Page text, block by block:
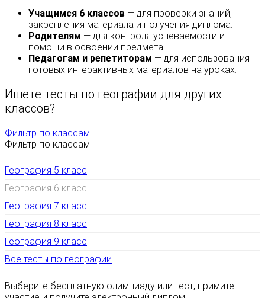
Учащимся 6 классов — для проверки знаний,
закрепления материала и получения диплома.
Родителям — для контроля успеваемости и
помощи в освоении предмета.
Педагогам и репетиторам — для использования
готовых интерактивных материалов на уроках.
Ищете тесты по географии для других
классов?
Фильтр по классам
Фильтр по классам
География 5 класс
География 6 класс
География 7 класс
География 8 класс
География 9 класс
Все тесты по географии
Выберите бесплатную олимпиаду или тест, примите